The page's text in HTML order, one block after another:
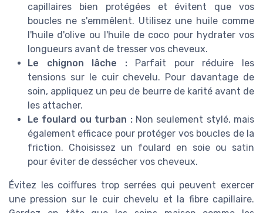
capillaires bien protégées et évitent que vos
boucles ne s'emmêlent. Utilisez une huile comme
l'huile d'olive ou l'huile de coco pour hydrater vos
longueurs avant de tresser vos cheveux.
Le chignon lâche :Parfait pour réduire les
tensions sur le cuir chevelu. Pour davantage de
soin, appliquez un peu de beurre de karité avant de
les attacher.
Le foulard ou turban :Non seulement stylé, mais
également efficace pour protéger vos boucles de la
friction. Choisissez un foulard en soie ou satin
pour éviter de dessécher vos cheveux.
Évitez les coiffures trop serrées qui peuvent exercer
une pression sur le cuir chevelu et la fibre capillaire.